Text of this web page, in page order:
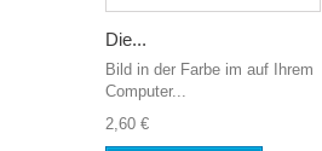
Die...
Bild in der Farbe im auf Ihrem
Computer...
2,60 €